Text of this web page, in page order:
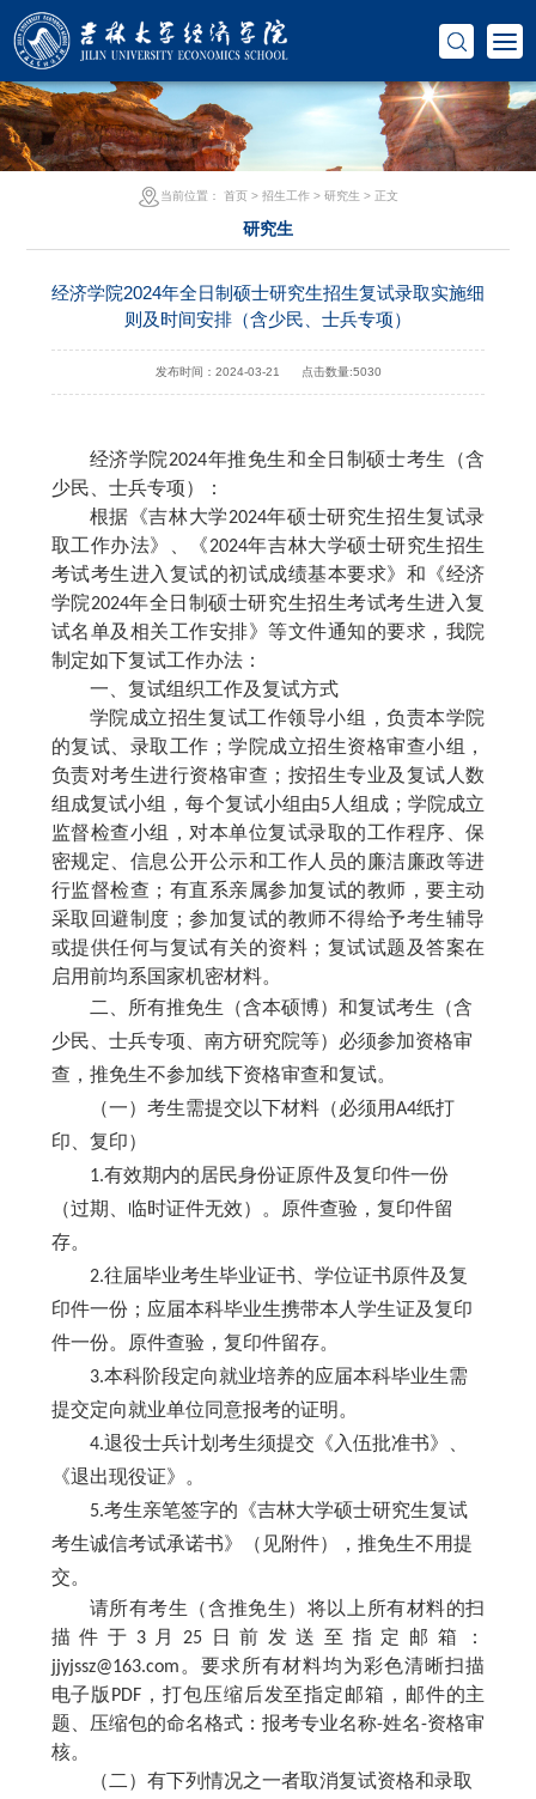
当前位置： 首页> 招生工作> 研究生 > 正文
研究生
经济学院2024年全日制硕士研究生招生复试录取实施细
则及时间安排（含少民、士兵专项）
发布时间：2024-03-21 点击数量:5030
经济学院2024年推免生和全日制硕士考生（含
少民、士兵专项）：
根据《吉林大学2024年硕士研究生招生复试录
取工作办法》、《2024年吉林大学硕士研究生招生
考试考生进入复试的初试成绩基本要求》和《经济
学院2024年全日制硕士研究生招生考试考生进入复
试名单及相关工作安排》等文件通知的要求，我院
制定如下复试工作办法：
一、复试组织工作及复试方式
学院成立招生复试工作领导小组，负责本学院
的复试、录取工作；学院成立招生资格审查小组，
负责对考生进行资格审查；按招生专业及复试人数
组成复试小组，每个复试小组由5人组成；学院成立
监督检查小组，对本单位复试录取的工作程序、保
密规定、信息公开公示和工作人员的廉洁廉政等进
行监督检查；有直系亲属参加复试的教师，要主动
采取回避制度；参加复试的教师不得给予考生辅导
或提供任何与复试有关的资料；复试试题及答案在
启用前均系国家机密材料。
二、所有推免生（含本硕博）和复试考生（含
少民、士兵专项、南方研究院等）必须参加资格审
查，推免生不参加线下资格审查和复试。
（一）考生需提交以下材料（必须用A4纸打
印、复印）
1.有效期内的居民身份证原件及复印件一份
（过期、临时证件无效）。原件查验，复印件留
存。
2.往届毕业考生毕业证书、学位证书原件及复
印件一份；应届本科毕业生携带本人学生证及复印
件一份。原件查验，复印件留存。
3.本科阶段定向就业培养的应届本科毕业生需
提交定向就业单位同意报考的证明。
4.退役士兵计划考生须提交《入伍批准书》、
《退出现役证》。
5.考生亲笔签字的《吉林大学硕士研究生复试
考生诚信考试承诺书》（见附件），推免生不用提
交。
请所有考生（含推免生）将以上所有材料的扫
描件于 3月25日前发送至指定邮箱：
jjyjssz@163.com。要求所有材料均为彩色清晰扫描
电子版PDF，打包压缩后发至指定邮箱，邮件的主
题、压缩包的命名格式：报考专业名称-姓名-资格审
核。
（二）有下列情况之一者取消复试资格和录取